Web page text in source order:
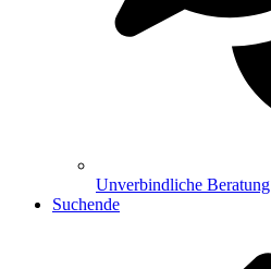
Unverbindliche Beratung
Suchende